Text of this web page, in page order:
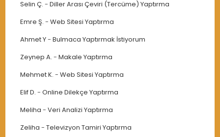
Selin Ç. -Diller Arası Çeviri (Tercüme) Yaptırma
Emre Ş. -Web Sitesi Yaptırma
Ahmet Y-Bulmaca Yaptırmak İstiyorum
Zeynep A. -Makale Yaptırma
Mehmet K. -Web Sitesi Yaptırma
Elif D. -Online Dilekçe Yaptırma
Meliha -Veri Analizi Yaptırma
Zeliha -Televizyon Tamiri Yaptırma